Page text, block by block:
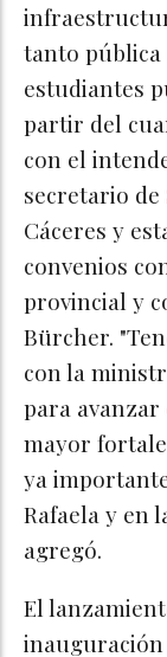
tanto pública
estudiantes
partir del
con el
secretario
Cáceres y
convenios
provincial y
Bürcher.
con la
para
mayor
ya
Rafaela y en
agregó.
El
inauguración